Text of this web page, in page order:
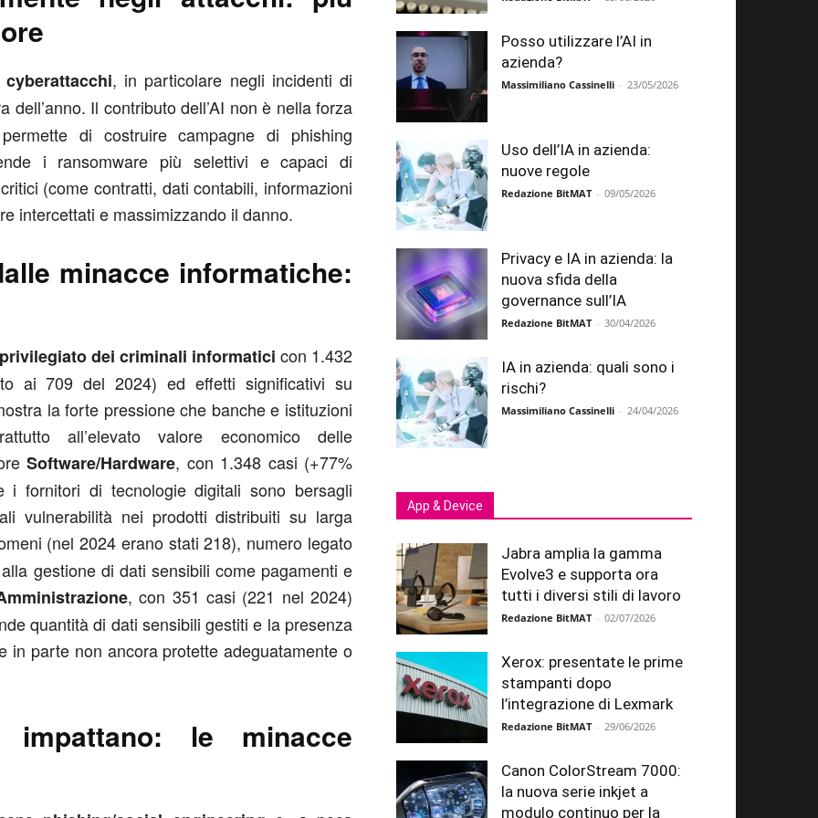
, in particolare negli incidenti di
dell’anno. Il contributo dell’AI non è nella forza
di costruire campagne di phishing
i ransomware più selettivi e capaci di
(come contratti, dati contabili, informazioni
intercettati e massimizzando il danno.
minacce informatiche:
dei criminali informatici con 1.432
ai 709 del 2024) ed effetti significativi su
la forte pressione che banche e istituzioni
all’elevato valore economico delle
Software/Hardware, con 1.348 casi (+77%
fornitori di tecnologie digitali sono bersagli
vulnerabilità nei prodotti distribuiti su larga
(nel 2024 erano stati 218), numero legato
gestione di dati sensibili come pagamenti e
, con 351 casi (221 nel 2024)
quantità di dati sensibili gestiti e la presenza
in parte non ancora protette adeguatamente o
le minacce
Posso utilizzare l’AI in
azienda?
Massimiliano Cassinelli - 23/05/2026
Uso dell’IA in azienda:
nuove regole
Redazione BitMAT - 09/05/2026
Privacy e IA in azienda: la
nuova sfida della
governance sull’IA
Redazione BitMAT - 30/04/2026
IA in azienda: quali sono i
rischi?
Massimiliano Cassinelli - 24/04/2026
App & Device
Jabra amplia la gamma
Evolve3 e supporta ora
tutti i diversi stili di lavoro
Redazione BitMAT - 02/07/2026
Xerox: presentate le prime
stampanti dopo
l’integrazione di Lexmark
Redazione BitMAT - 29/06/2026
Canon ColorStream 7000:
la nuova serie inkjet a
modulo continuo per la